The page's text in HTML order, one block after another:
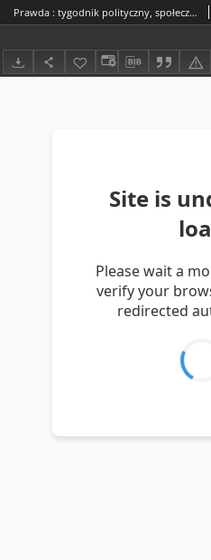
Prawda : tygodnik polityczny, społeczny i literacki, 1885, R. 5, nr 37